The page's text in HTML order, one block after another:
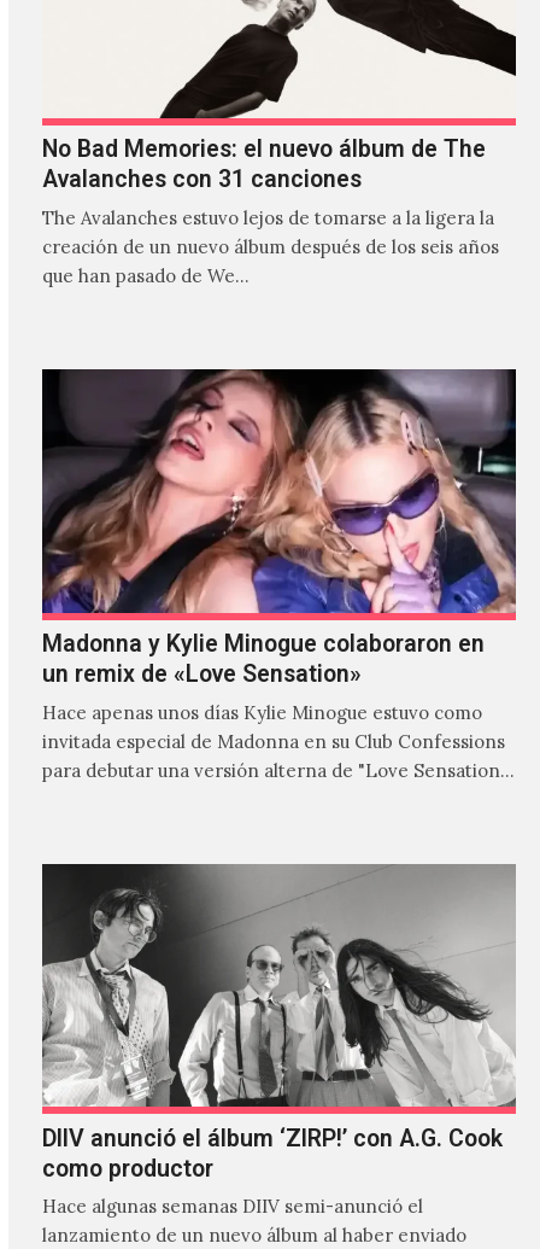
No Bad Memories: el nuevo álbum de The
Avalanches con 31 canciones
The Avalanches estuvo lejos de tomarse a la ligera la
creación de un nuevo álbum después de los seis años
que han pasado de We…
Madonna y Kylie Minogue colaboraron en
un remix de «Love Sensation»
Hace apenas unos días Kylie Minogue estuvo como
invitada especial de Madonna en su Club Confessions
para debutar una versión alterna de "Love Sensation",
DIIV anunció el álbum ‘ZIRP!’ con A.G. Cook
como productor
Hace algunas semanas DIIV semi-anunció el
lanzamiento de un nuevo álbum al haber enviado